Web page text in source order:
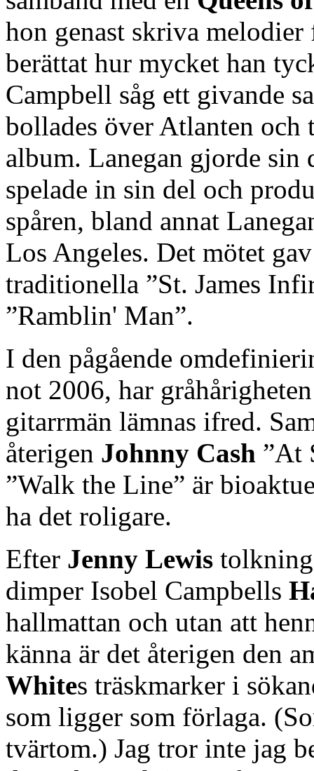
hon genast skriva melodier
berättat hur mycket han
Campbell såg ett givande
bollades över Atlanten
album. Lanegan gjorde
spelade in sin del och
spåren, bland annat
Los Angeles. Det mötet
traditionella ”St. James
”Ramblin' Man”.
I den pågående
not 2006, har
gitarrmän lämnas ifred.
återigen Johnny Cash ”At
”Walk the Line” är
ha det roligare.
Efter Jenny Lewis
dimper Isobel Campbells
hallmattan och utan att
känna är det återigen den
Whites träskmarker i
som ligger som förlaga.
tvärtom.) Jag tror inte jag